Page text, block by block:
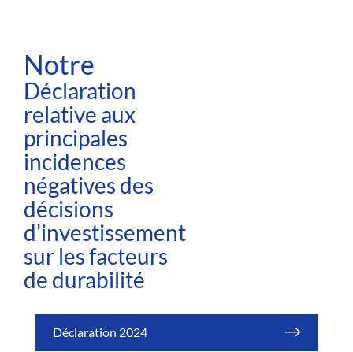
Notre
Déclaration
relative aux
principales
incidences
négatives des
décisions
d'investissement
sur les facteurs
de durabilité
Déclaration 2024